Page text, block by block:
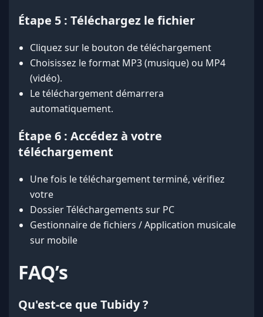
Étape 5 : Téléchargez le fichier
Cliquez sur le bouton de téléchargement
Choisissez le format MP3 (musique) ou MP4
(vidéo).
Le téléchargement démarrera
automatiquement.
Étape 6 : Accédez à votre
téléchargement
Une fois le téléchargement terminé, vérifiez
votre
Dossier Téléchargements sur PC
Gestionnaire de fichiers / Application musicale
sur mobile
FAQ’s
Qu'est-ce que Tubidy ?